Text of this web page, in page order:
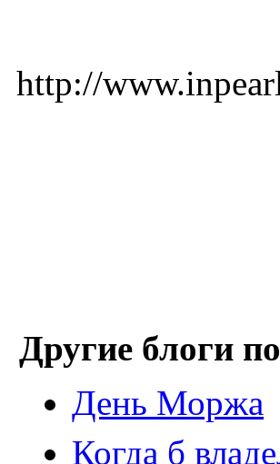
http://
Другие блоги
День Моржа
Когда б